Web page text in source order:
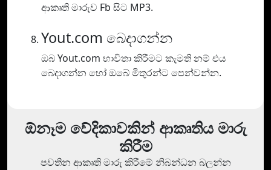
ආකෘති මාරුව Fb සිට MP3.
Yout.com බෙදාගන්න
ඔබ Yout.com භාවිතා කිරීමට කැමති නම් එය
බෙදාගන්න හෝ ඔබේ මිතුරන්ට පෙන්වන්න.
ඕනෑම වේදිකාවකින් ආකෘතිය මාරු
කිරීම
පවතින ආකෘති මාරු කිරීමේ නිබන්ධන බලන්න